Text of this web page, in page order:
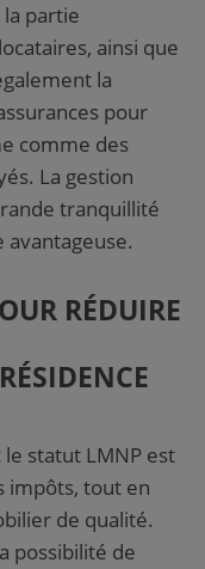
partie
ainsi que
la
pour
comme des
La gestion
tranquillité
avantageuse.
RÉDUIRE
statut LMNP est
impôts, tout en
de qualité.
possibilité de